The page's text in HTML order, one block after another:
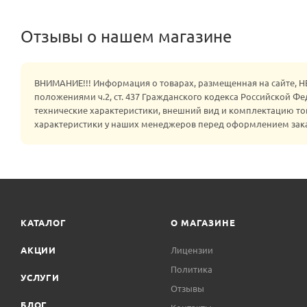
Отзывы о нашем магазине
ВНИМАНИЕ!!! Информация о товарах, размещенная на сайте,
положениями ч.2, ст. 437 Гражданского кодекса Российской
технические характеристики, внешний вид и комплектацию
характеристики у наших менеджеров перед оформлением
КАТАЛОГ
АКЦИИ
УСЛУГИ
БЛОГ
О МАГАЗИНЕ
Лицензии
Политика
Отзывы